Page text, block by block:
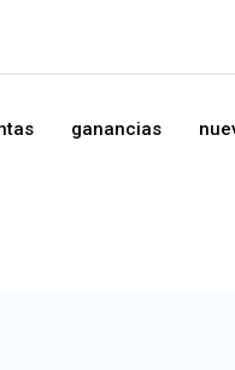
ganancias